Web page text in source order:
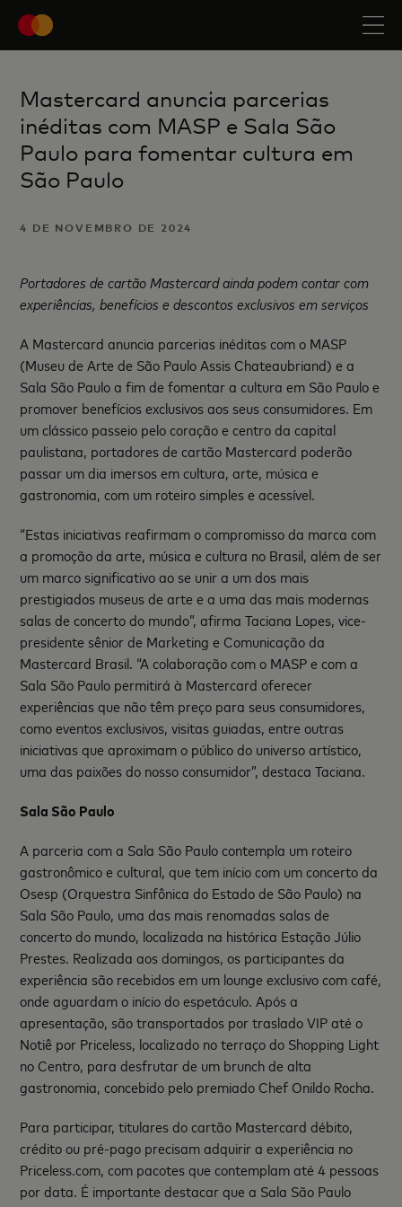
Mastercard anuncia parcerias
inéditas com MASP e Sala São
Paulo para fomentar cultura em
São Paulo
4 DE NOVEMBRO DE 2024
Portadores de cartão Mastercard ainda podem contar com
experiências, benefícios e descontos exclusivos em serviços
A Mastercard anuncia parcerias inéditas com o MASP
(Museu de Arte de São Paulo Assis Chateaubriand) e a
Sala São Paulo a fim de fomentar a cultura em São Paulo e
promover benefícios exclusivos aos seus consumidores. Em
um clássico passeio pelo coração e centro da capital
paulistana, portadores de cartão Mastercard poderão
passar um dia imersos em cultura, arte, música e
gastronomia, com um roteiro simples e acessível.
“Estas iniciativas reafirmam o compromisso da marca com
a promoção da arte, música e cultura no Brasil, além de ser
um marco significativo ao se unir a um dos mais
prestigiados museus de arte e a uma das mais modernas
salas de concerto do mundo”, afirma Taciana Lopes, vice-
presidente sênior de Marketing e Comunicação da
Mastercard Brasil. “A colaboração com o MASP e com a
Sala São Paulo permitirá à Mastercard oferecer
experiências que não têm preço para seus consumidores,
como eventos exclusivos, visitas guiadas, entre outras
iniciativas que aproximam o público do universo artístico,
uma das paixões do nosso consumidor”, destaca Taciana.
Sala São Paulo
A parceria com a Sala São Paulo contempla um roteiro
gastronômico e cultural, que tem início com um concerto da
Osesp (Orquestra Sinfônica do Estado de São Paulo) na
Sala São Paulo, uma das mais renomadas salas de
concerto do mundo, localizada na histórica Estação Júlio
Prestes. Realizada aos domingos, os participantes da
experiência são recebidos em um lounge exclusivo com café,
onde aguardam o início do espetáculo. Após a
apresentação, são transportados por traslado VIP até o
Notiê por Priceless, localizado no terraço do Shopping Light
no Centro, para desfrutar de um brunch de alta
gastronomia, concebido pelo premiado Chef Onildo Rocha.
Para participar, titulares do cartão Mastercard débito,
crédito ou pré-pago precisam adquirir a experiência no
Priceless.com, com pacotes que contemplam até 4 pessoas
por data. É importante destacar que a Sala São Paulo